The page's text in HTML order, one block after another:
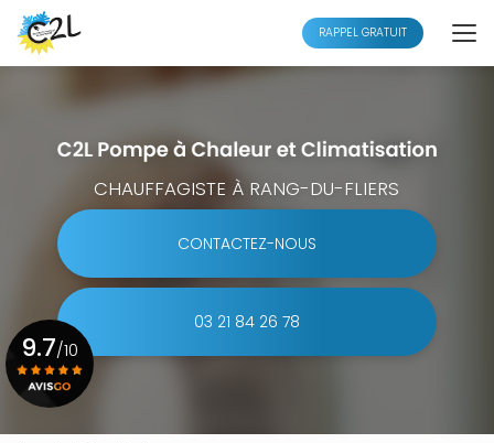
Aller
au
contenu
principal
RAPPEL GRATUIT
CHAUFFAGISTE À RANG-DU-FLIERS
CONTACTEZ-NOUS
03 21 84 26 78
9.7/10